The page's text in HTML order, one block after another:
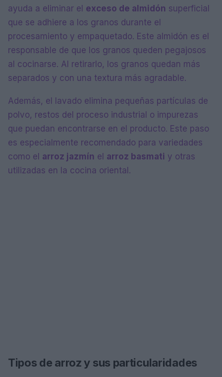
ayuda a eliminar el exceso de almidón superficial
que se adhiere a los granos durante el
procesamiento y empaquetado. Este almidón es el
responsable de que los granos queden pegajosos
al cocinarse. Al retirarlo, los granos quedan más
separados y con una textura más agradable.
Además, el lavado elimina pequeñas partículas de
polvo, restos del proceso industrial o impurezas
que puedan encontrarse en el producto. Este paso
es especialmente recomendado para variedades
como el arroz jazmín el arroz basmati y otras
utilizadas en la cocina oriental.
Tipos de arroz y sus particularidades